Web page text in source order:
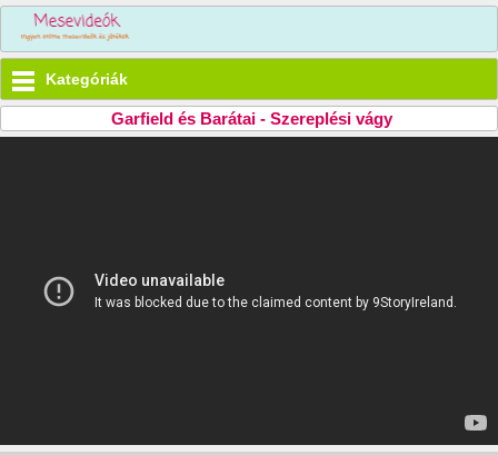
Kategóriák
Garfield és Barátai - Szereplési vágy